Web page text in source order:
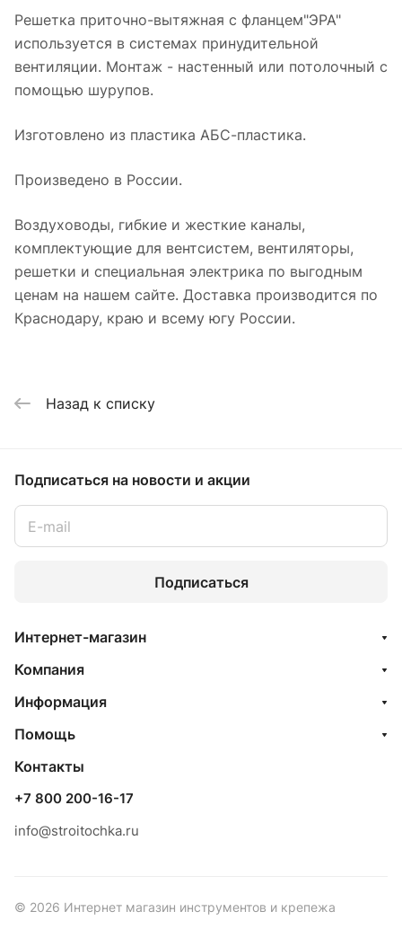
Решетка приточно-вытяжная с фланцем"ЭРА"
используется в системах принудительной
вентиляции. Монтаж - настенный или потолочный с
помощью шурупов.
Изготовлено из пластика АБС-пластика.
Произведено в России.
Воздуховоды, гибкие и жесткие каналы,
комплектующие для вентсистем, вентиляторы,
решетки и специальная электрика по выгодным
ценам на нашем сайте. Доставка производится по
Краснодару, краю и всему югу России.
Назад к списку
Подписаться на новости и акции
Подписаться
Интернет-магазин
Компания
Информация
Помощь
Контакты
+7 800 200-16-17
info@stroitochka.ru
© 2026 Интернет магазин инструментов и крепежа